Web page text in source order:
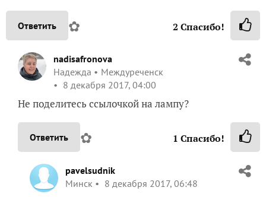
Ответить ✿ 2 Спасибо!
nadisafronova
Надежда
Междуреченск
8 декабря 2017, 04:00
Не поделитесь ссылочкой на лампу?
Ответить ✿ 1 Спасибо!
pavelsudnik
Минск
8 декабря 2017, 06:48